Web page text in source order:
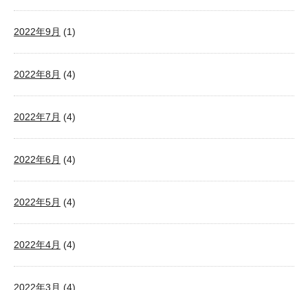
2022年9月 (1)
2022年8月 (4)
2022年7月 (4)
2022年6月 (4)
2022年5月 (4)
2022年4月 (4)
2022年3月 (4)